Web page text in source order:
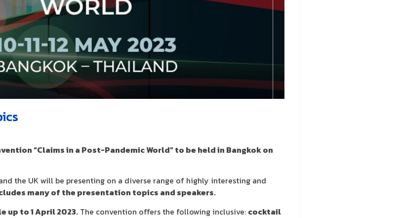
“Claims in a Post-Pandemic World” to be held in Bangkok on
the UK will be presenting on a diverse range of highly interesting and
many of the presentation topics and speakers.
up to 1 April 2023. The convention offers the following inclusive: cocktail